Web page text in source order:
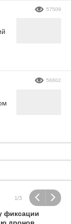
57509
56602
1/3
фиксации